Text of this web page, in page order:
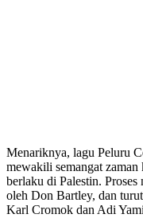
Menariknya, lagu Peluru
mewakili semangat
berlaku di Palestin.
oleh Don Bartley, dan
Karl Cromok dan Adi